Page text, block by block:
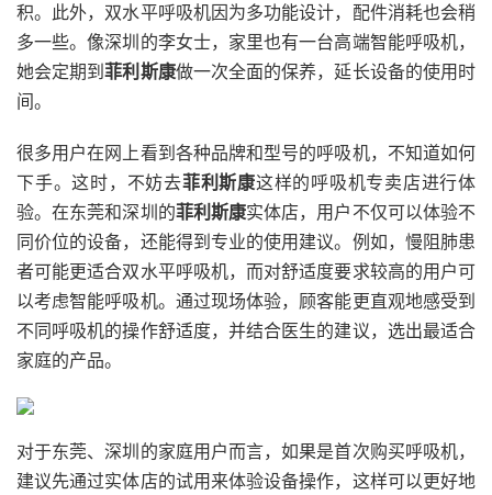
积。此外，双水平呼吸机因为多功能设计，配件消耗也会稍
多一些。像深圳的李女士，家里也有一台高端智能呼吸机，
她会定期到菲利斯康做一次全面的保养，延长设备的使用时
间。
很多用户在网上看到各种品牌和型号的呼吸机，不知道如何
下手。这时，不妨去菲利斯康这样的呼吸机专卖店进行体
验。在东莞和深圳的菲利斯康实体店，用户不仅可以体验不
同价位的设备，还能得到专业的使用建议。例如，慢阻肺患
者可能更适合双水平呼吸机，而对舒适度要求较高的用户可
以考虑智能呼吸机。通过现场体验，顾客能更直观地感受到
不同呼吸机的操作舒适度，并结合医生的建议，选出最适合
家庭的产品。
对于东莞、深圳的家庭用户而言，如果是首次购买呼吸机，
建议先通过实体店的试用来体验设备操作，这样可以更好地